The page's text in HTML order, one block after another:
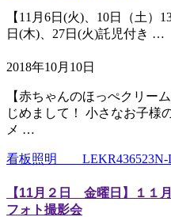
【11月6日(火)、10日（土）
日(木)、27日(火)託児付き …
2018年10月10日
【赤ちゃんのほっぺクリー
じめまして！ 小さなお子様
メ …
看板照明 LEKR436523N-
【11月２日 金曜日】１１
フォト撮影会